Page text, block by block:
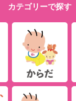
カテゴリーで探す